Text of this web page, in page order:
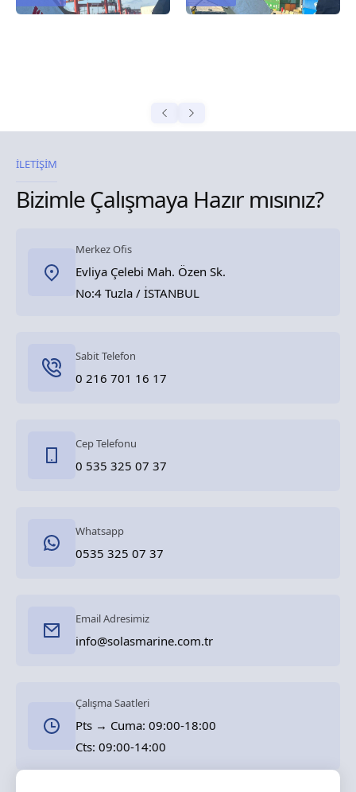
İLETİŞİM
Bizimle Çalışmaya Hazır mısınız?
Merkez Ofis
Evliya Çelebi Mah. Özen Sk.
No:4 Tuzla / İSTANBUL
Sabit Telefon
0 216 701 16 17
Cep Telefonu
0 535 325 07 37
Whatsapp
0535 325 07 37
Email Adresimiz
info@solasmarine.com.tr
Çalışma Saatleri
Pts → Cuma: 09:00-18:00
Cts: 09:00-14:00